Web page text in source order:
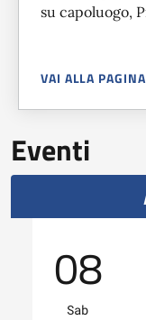
su capoluogo,
VAI ALLA PAGINA
A PROPOSITO DI
Eventi
08
Sab